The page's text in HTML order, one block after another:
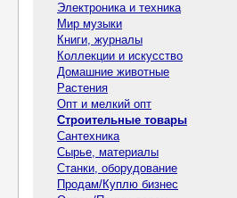
Электроника и техника
Мир музыки
Книги, журналы
Коллекции и искусство
Домашние животные
Растения
Опт и мелкий опт
Строительные товары
Сантехника
Сырье, материалы
Станки, оборудование
Продам/Куплю бизнес